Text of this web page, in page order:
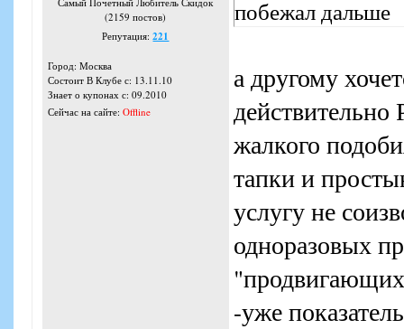
(2159 постов)
Репутация:221
Город: Москва
Состоит В Клубе с: 13.11.10
Знает о купонах с: 09.2010
Сейчас на сайте: Offline
побежал дальше
а другому
жалкого
тапки и
услугу не
одноразовых
-уже